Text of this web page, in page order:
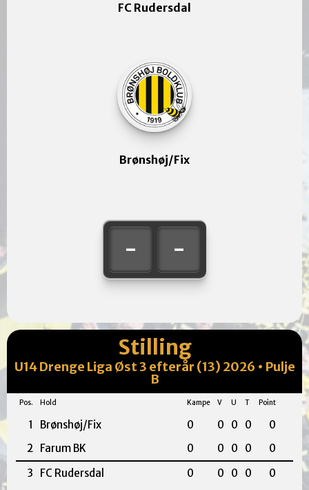
FC Rudersdal
- -
Brønshøj/Fix
Stilling
U14 Drenge Liga Øst 3 efterår (13) 2026 • Pulje
B
Pos. Hold Kampe V U T Point
1 Brønshøj/Fix 0 0 0 0
0
2 Farum BK 0 0 0 0
0
3
FC Rudersdal 0 0 0 0
0